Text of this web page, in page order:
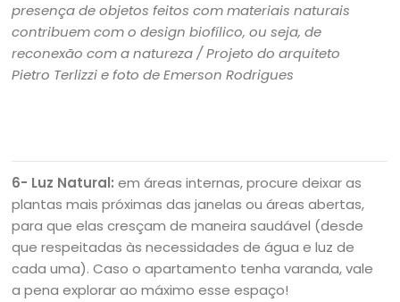
presença de objetos feitos com materiais naturais
contribuem com o design biofílico, ou seja, de
reconexão com a natureza / Projeto do arquiteto
Pietro Terlizzi e foto de Emerson Rodrigues
6- Luz Natural: em áreas internas, procure deixar as
plantas mais próximas das janelas ou áreas abertas,
para que elas cresçam de maneira saudável (desde
que respeitadas às necessidades de água e luz de
cada uma). Caso o apartamento tenha varanda, vale
a pena explorar ao máximo esse espaço!